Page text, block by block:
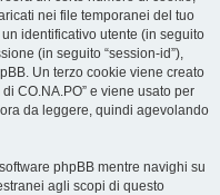
nei file temporanei del tuo
identificativo utente (in seguito
(in seguito “session-id”),
Un terzo cookie viene creato
CO.NA.PO” e viene usato per
da leggere, quindi agevolando
phpBB mentre navighi su
agli scopi di questo